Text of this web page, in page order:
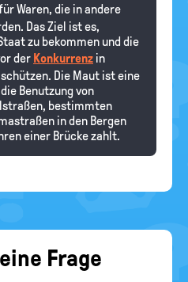
Waren, die in andere
Das Ziel ist es,
zu bekommen und die
der Konkurrenz in
Die Maut ist eine
Benutzung von
bestimmten
in den Bergen
einer Brücke zahlt.
Frage